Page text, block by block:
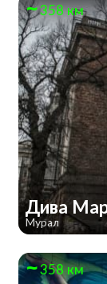
358 км
Дива
Мурал
358 км